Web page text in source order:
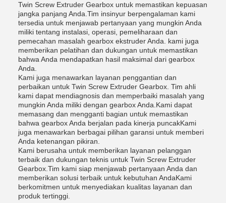
Twin Screw Extruder Gearbox untuk memastikan kepuasan
jangka panjang Anda.Tim insinyur berpengalaman kami
tersedia untuk menjawab pertanyaan yang mungkin Anda
miliki tentang instalasi, operasi, pemeliharaan dan
pemecahan masalah gearbox ekstruder Anda. kami juga
memberikan pelatihan dan dukungan untuk memastikan
bahwa Anda mendapatkan hasil maksimal dari gearbox
Anda.
Kami juga menawarkan layanan penggantian dan
perbaikan untuk Twin Screw Extruder Gearbox. Tim ahli
kami dapat mendiagnosis dan memperbaiki masalah yang
mungkin Anda miliki dengan gearbox Anda.Kami dapat
memasang dan mengganti bagian untuk memastikan
bahwa gearbox Anda berjalan pada kinerja puncakKami
juga menawarkan berbagai pilihan garansi untuk memberi
Anda ketenangan pikiran.
Kami berusaha untuk memberikan layanan pelanggan
terbaik dan dukungan teknis untuk Twin Screw Extruder
Gearbox.Tim kami siap menjawab pertanyaan Anda dan
memberikan solusi terbaik untuk kebutuhan AndaKami
berkomitmen untuk menyediakan kualitas layanan dan
produk tertinggi.